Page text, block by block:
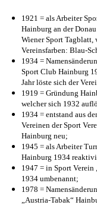
1921 = als Arbeiter
Hainburg an der
Wiener Sport Tagblatt,
Vereinsfarben: Blau-
1934 =
Sport Club Hainburg
Jahr löste sich der
1919 = Gründung
welcher sich 1932
1934 = entstand aus
Vereinen der Sport
Hainburg neu;
1945 = als Arbeiter
Hainburg 1934
1947 = in Sport
1934 umbenannt;
1978 =
„Austria-Tabak“